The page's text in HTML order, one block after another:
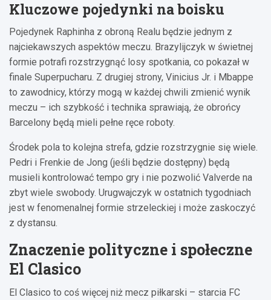
Kluczowe pojedynki na boisku
Pojedynek Raphinha z obroną Realu będzie jednym z
najciekawszych aspektów meczu. Brazylijczyk w świetnej
formie potrafi rozstrzygnąć losy spotkania, co pokazał w
finale Superpucharu. Z drugiej strony, Vinicius Jr. i Mbappe
to zawodnicy, którzy mogą w każdej chwili zmienić wynik
meczu – ich szybkość i technika sprawiają, że obrońcy
Barcelony będą mieli pełne ręce roboty.
Środek pola to kolejna strefa, gdzie rozstrzygnie się wiele.
Pedri i Frenkie de Jong (jeśli będzie dostępny) będą
musieli kontrolować tempo gry i nie pozwolić Valverde na
zbyt wiele swobody. Urugwajczyk w ostatnich tygodniach
jest w fenomenalnej formie strzeleckiej i może zaskoczyć
z dystansu.
Znaczenie polityczne i społeczne
El Clasico
El Clasico to coś więcej niż mecz piłkarski – starcia FC